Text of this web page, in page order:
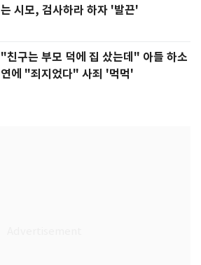
는 시모, 검사하라 하자 '발끈'
"친구는 부모 덕에 집 샀는데" 아들 하소
연에 "죄지었다" 사죄 '먹먹'